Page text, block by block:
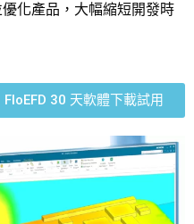
化產品，大幅縮短開發時
FloEFD 30 天軟體下載試用